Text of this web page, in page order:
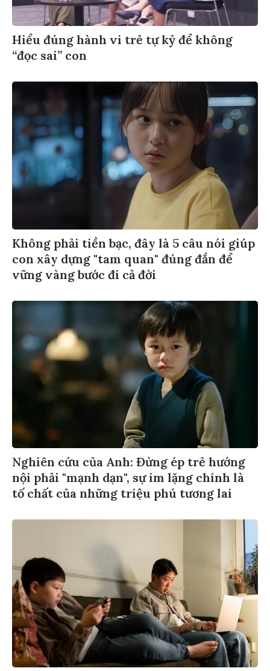
Hiểu đúng hành vi trẻ tự kỷ để không
“đọc sai” con
Không phải tiền bạc, đây là 5 câu nói giúp
con xây dựng "tam quan" đúng đắn để
vững vàng bước đi cả đời
Nghiên cứu của Anh: Đừng ép trẻ hướng
nội phải "mạnh dạn", sự im lặng chính là
tố chất của những triệu phú tương lai